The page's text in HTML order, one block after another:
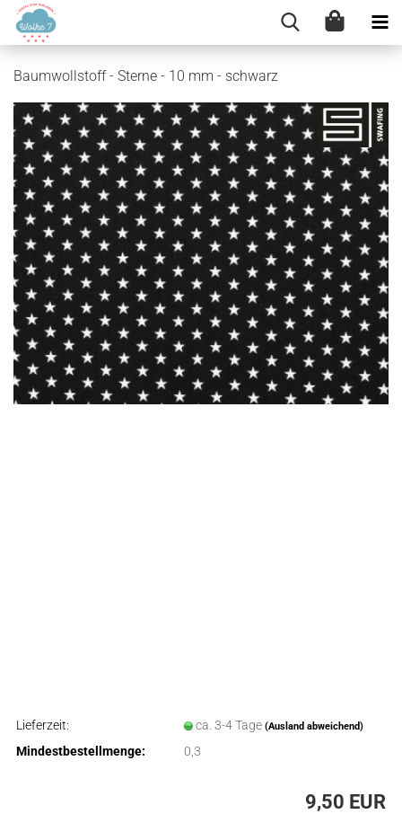
Baumwollstoff - Sterne - 10 mm - schwarz
Lieferzeit: ca. 3-4 Tage (Ausland abweichend)
Mindestbestellmenge: 0,3
9,50 EUR